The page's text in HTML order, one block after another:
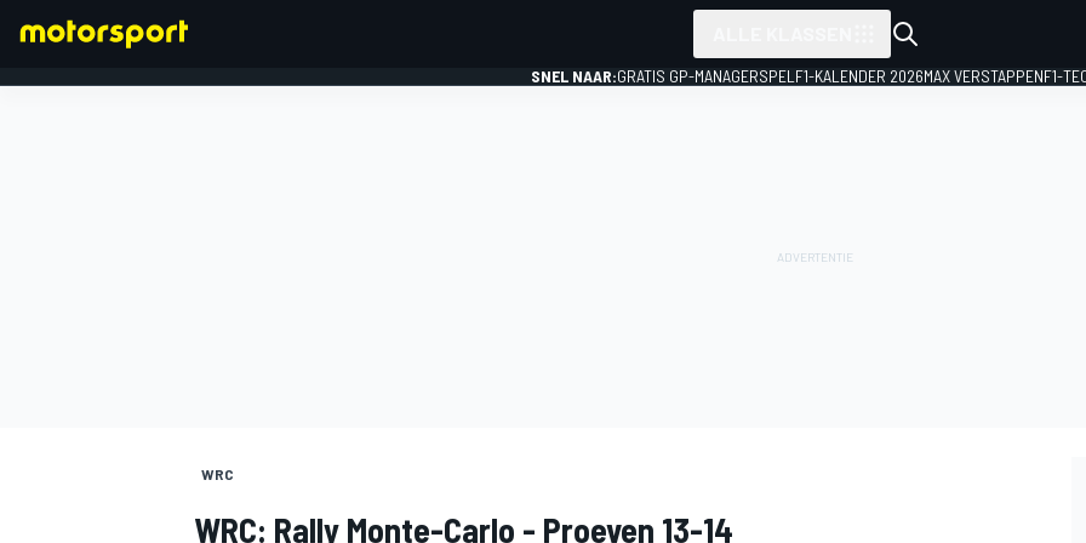
SNEL NAAR:GRATIS GP-MANAGERSPEL F1-KALENDER 2026MAX VERSTAPPENF1-
WRC
WRC: Rally Monte-Carlo - Proeven 13-14